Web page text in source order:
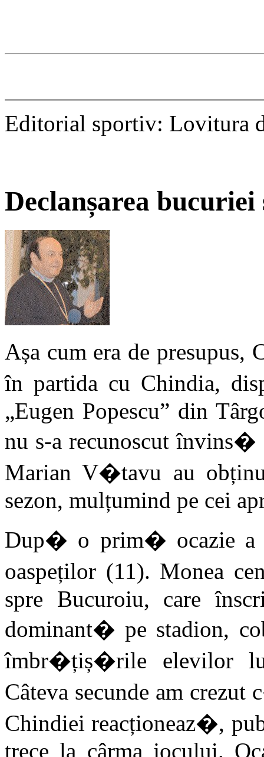
Editorial sportiv: Lovitura
Declanșarea
Așa cum era de
în partida cu Chindia,
„Eugen Popescu” din
nu s-a recunoscut
Marian V�tavu au
sezon, mulțumind pe cei
Dup� o prim� ocazie a
oaspeților (11). Monea
spre Bucuroiu, care
dominant� pe stadion,
îmbr�țiș�rile elevilor
Câteva secunde am
Chindiei reacționeaz�,
trece la cârma jocului.